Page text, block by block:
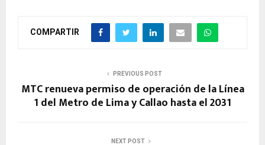
COMPARTIR
PREVIOUS POST
MTC renueva permiso de operación de la Línea
1 del Metro de Lima y Callao hasta el 2031
NEXT POST